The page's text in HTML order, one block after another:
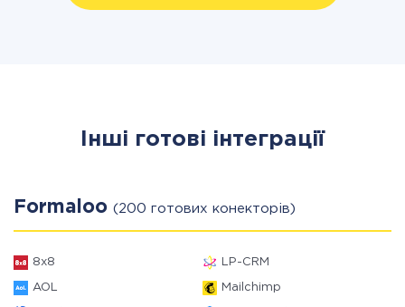
Інші готові інтеграції
Formaloo (200 готових конекторів)
8x8 LP-CRM
AOL Mailchimp